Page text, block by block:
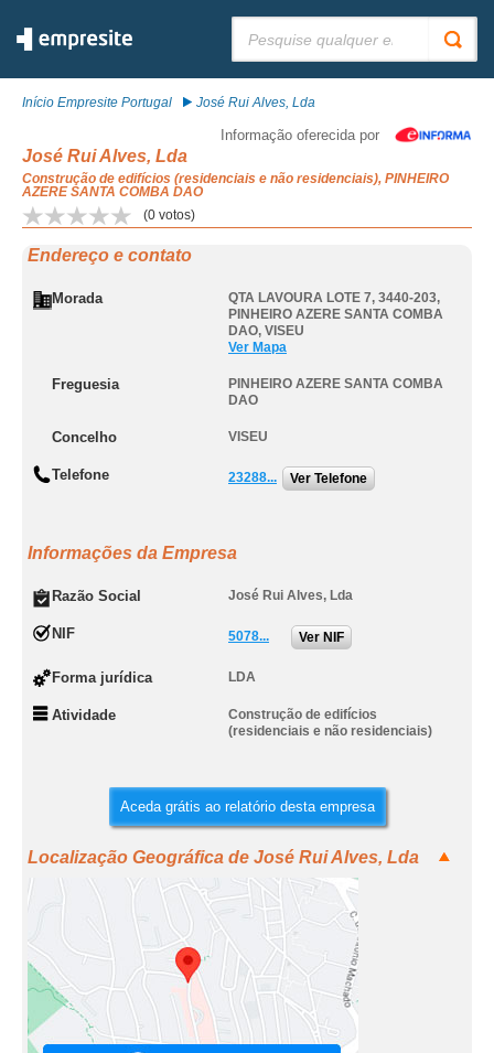
Início Empresite Portugal José Rui Alves, Lda
Informação oferecida por
José Rui Alves, Lda
Construção de edifícios (residenciais e não residenciais), PINHEIRO
AZERE SANTA COMBA DAO
(0 votos)
Endereço e contato
Morada QTA LAVOURA LOTE 7, 3440-203,
PINHEIRO AZERE SANTA COMBA
DAO, VISEU
Ver Mapa
Freguesia
PINHEIRO AZERE SANTA COMBA
DAO
Concelho VISEU
Telefone 23288... Ver Telefone
Informações da Empresa
Razão Social José Rui Alves, Lda
NIF 5078... Ver NIF
Forma jurídica LDA
Atividade
Construção de edifícios
(residenciais e não residenciais)
Aceda grátis ao relatório desta empresa
Localização Geográfica de José Rui Alves, Lda